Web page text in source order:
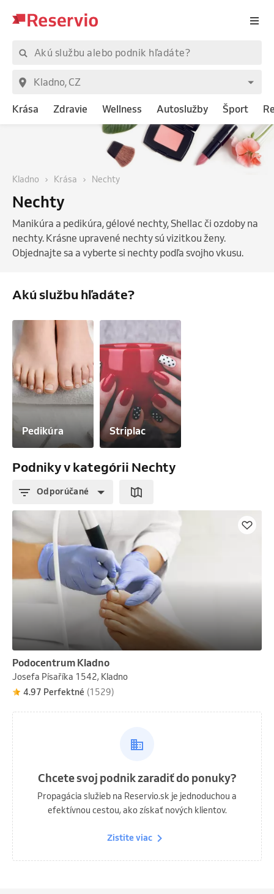
Krása Zdravie Wellness Autoslužby Šport
Kladno Krása Nechty
Nechty
Manikúra a pedikúra, gélové nechty, Shellac či ozdoby na
nechty. Krásne upravené nechty sú vizitkou ženy.
Objednajte sa a vyberte si nechty podľa svojho vkusu.
Akú službu hľadáte?
Pedikúra Striplac
Podniky v kategórii Nechty
Odporúčané
Podocentrum Kladno
Josefa Písaříka 1542, Kladno
4.97 Perfektné (1529)
Chcete svoj podnik zaradiť do ponuky?
Propagácia služieb na Reservio.sk je jednoduchou a
efektívnou cestou, ako získať nových klientov.
Zistite viac